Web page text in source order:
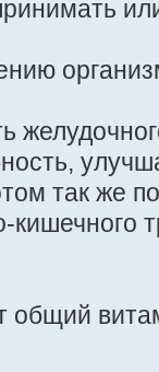
так же
кишечного
общий